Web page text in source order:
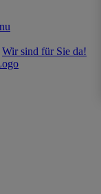
Wir sind für Sie da!